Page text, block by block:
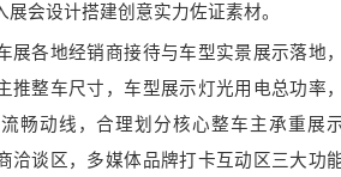
展会设计搭建创意实力佐证素材。
展各地经销商接待与车型实景展示落地
推整车尺寸，车型展示灯光用电总功率
畅动线，合理划分核心整车主承重展
洽谈区，多媒体品牌打卡互动区三大功